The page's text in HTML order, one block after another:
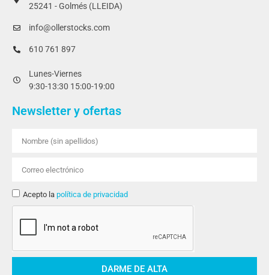
25241 - Golmés (LLEIDA)
info@ollerstocks.com
610 761 897
Lunes-Viernes
9:30-13:30 15:00-19:00
Newsletter y ofertas
Acepto la política de privacidad
DARME DE ALTA